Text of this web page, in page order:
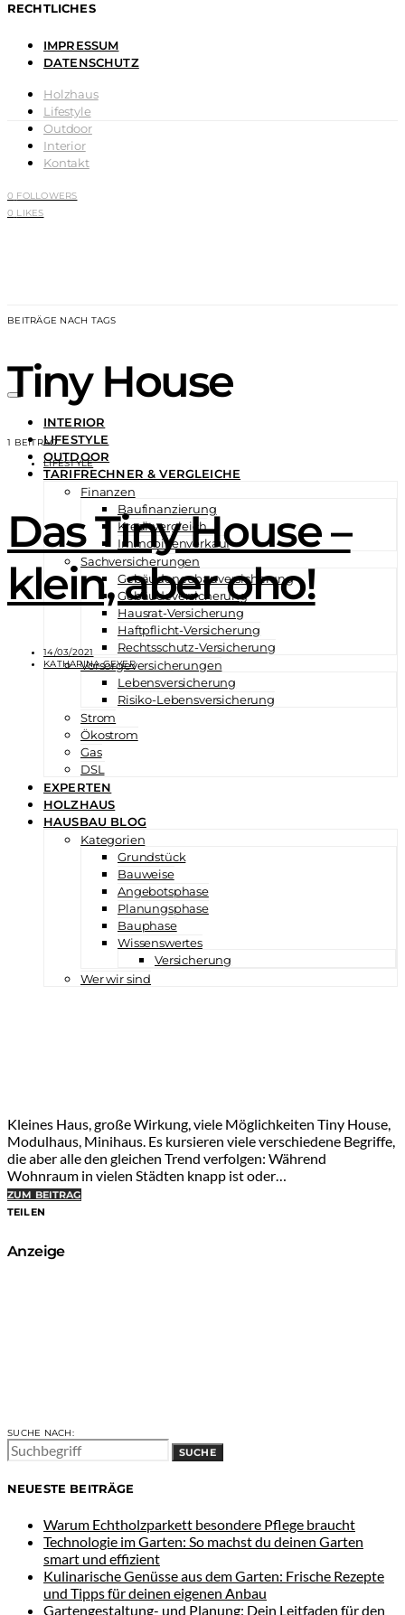
RECHTLICHES
IMPRESSUM
DATENSCHUTZ
Holzhaus
Lifestyle
Outdoor
Interior
Kontakt
0 FOLLOWERS
0 LIKES
INTERIOR
LIFESTYLE
OUTDOOR
TARIFRECHNER & VERGLEICHE
Finanzen
Baufinanzierung
Kreditvergleich
Immobilienverkauf
Sachversicherungen
Gebäudeneubauversicherung
Gebäudeversicherung
Hausrat-Versicherung
Haftpflicht-Versicherung
Rechtsschutz-Versicherung
Vorsorgeversicherungen
Lebensversicherung
Risiko-Lebensversicherung
Strom
Ökostrom
Gas
DSL
EXPERTEN
HOLZHAUS
HAUSBAU BLOG
Kategorien
Grundstück
Bauweise
Angebotsphase
Planungsphase
Bauphase
Wissenswertes
Versicherung
Wer wir sind
BEITRÄGE NACH TAGS
Tiny House
1 BEITRAG
LIFESTYLE
Das Tiny House –
klein, aber oho!
14/03/2021
KATHARINA GEYER
Kleines Haus, große Wirkung, viele Möglichkeiten Tiny House,
Modulhaus, Minihaus. Es kursieren viele verschiedene Begriffe,
die aber alle den gleichen Trend verfolgen: Während
Wohnraum in vielen Städten knapp ist oder…
ZUM BEITRAG
TEILEN
Anzeige
SUCHE NACH:
SUCHE
NEUESTE BEITRÄGE
Warum Echtholzparkett besondere Pflege braucht
Technologie im Garten: So machst du deinen Garten
smart und effizient
Kulinarische Genüsse aus dem Garten: Frische Rezepte
und Tipps für deinen eigenen Anbau
Gartengestaltung- und Planung: Dein Leitfaden für den